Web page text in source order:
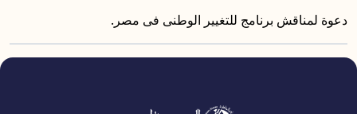
دعوة لمناقش برنامج للتغيير الوطنى فى مصر.